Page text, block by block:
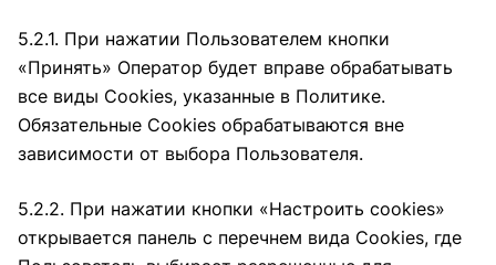
5.2.1. При нажатии Пользователем кнопки
«Принять» Оператор будет вправе обрабатывать
все виды Cookies, указанные в Политике.
Обязательные Cookies обрабатываются вне
зависимости от выбора Пользователя.
5.2.2. При нажатии кнопки «Настроить cookies»
открывается панель с перечнем вида Cookies, где